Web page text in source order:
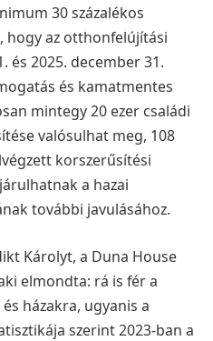
30 százalékos
hogy az otthonfelújítási
és 2025. december 31.
és kamatmentes
mintegy 20 ezer családi
valósulhat meg, 108
korszerűsítési
a hazai
további javulásához.
Károlyt, a Duna House
elmondta: rá is fér a
házakra, ugyanis a
szerint 2023-ban a